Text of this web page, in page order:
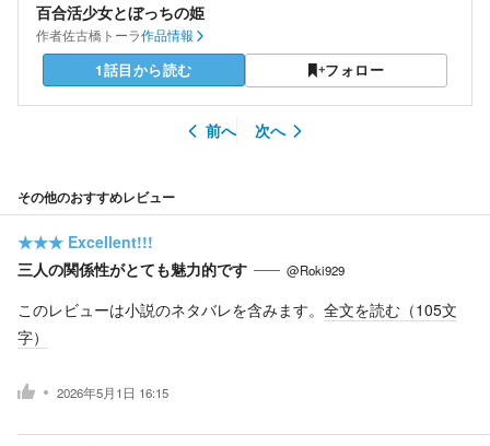
百合活少女とぼっちの姫
作者佐古橋トーラ作品情報
1話目から読む フォロー
前へ 次へ
その他のおすすめレビュー
★★★ Excellent!!!
三人の関係性がとても魅力的です
@Roki929
このレビューは小説のネタバレを含みます。 全文を読む（105文
字）
2026年5月1日 16:15